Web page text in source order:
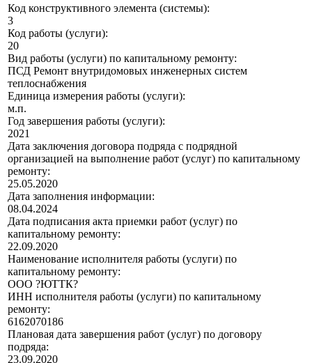
Код конструктивного элемента (системы):
3
Код работы (услуги):
20
Вид работы (услуги) по капитальному ремонту:
ПСД Ремонт внутридомовых инженерных систем
теплоснабжения
Единица измерения работы (услуги):
м.п.
Год завершения работы (услуги):
2021
Дата заключения договора подряда с подрядной
организацией на выполнение работ (услуг) по капитальному
ремонту:
25.05.2020
Дата заполнения информации:
08.04.2024
Дата подписания акта приемки работ (услуг) по
капитальному ремонту:
22.09.2020
Наименование исполнителя работы (услуги) по
капитальному ремонту:
ООО ?ЮТТК?
ИНН исполнителя работы (услуги) по капитальному
ремонту:
6162070186
Плановая дата завершения работ (услуг) по договору
подряда:
23.09.2020